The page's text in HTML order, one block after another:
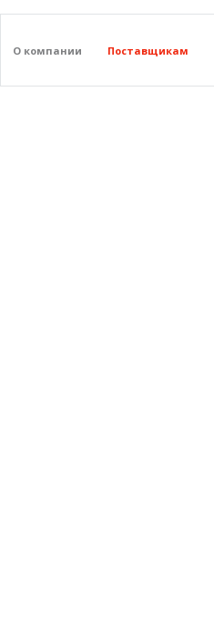
О компании Поставщикам